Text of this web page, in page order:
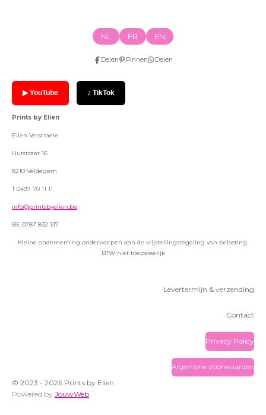
NL FR EN
Delen Pinnen Delen
▶ YouTube ♪ TikTok
Prints by Elien
Elien Verstraete
Hutstraat 16
8210 Veldegem
T 0497 70 11 11
info@printsbyelien.be
BE 0787 832 317
Kleine onderneming onderworpen aan de vrijstellingsregeling van belasting.
BTW niet toepasselijk
Levertermijn & verzending
Contact
Privacy Policy
Algemene voorwaarden
© 2023 - 2026 Prints by Elien
Powered by JouwWeb